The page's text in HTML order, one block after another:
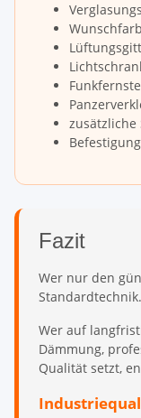
zusätzliche
Fazit
Wer nur den
Standardtechnik.
Wer auf
Dämmung,
Qualität setzt,